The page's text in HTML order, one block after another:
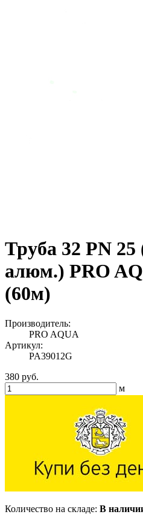
Труба 32 PN
алюм.) PRO
(60м)
Производитель:
PRO AQUA
Артикул:
PA39012G
380 руб.
м
Количество на складе: В